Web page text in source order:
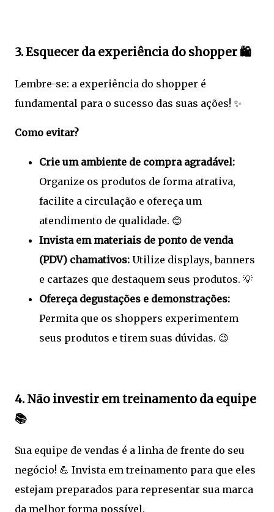
3. Esquecer da experiência do shopper 🛍️
Lembre-se: a experiência do shopper é
fundamental para o sucesso das suas ações! ✨
Como evitar?
Crie um ambiente de compra agradável:
Organize os produtos de forma atrativa,
facilite a circulação e ofereça um
atendimento de qualidade. 😊
Invista em materiais de ponto de venda
(PDV) chamativos: Utilize displays, banners
e cartazes que destaquem seus produtos. 💡
Ofereça degustações e demonstrações:
Permita que os shoppers experimentem
seus produtos e tirem suas dúvidas. 😉
4. Não investir em treinamento da equipe
📚
Sua equipe de vendas é a linha de frente do seu
negócio! 💪 Invista em treinamento para que eles
estejam preparados para representar sua marca
da melhor forma possível.